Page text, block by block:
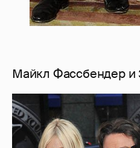
Майкл Фассбендер и